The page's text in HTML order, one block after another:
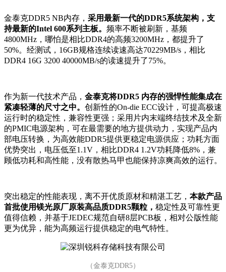
金泰克DDR5 NB内存， 采用最新一代的DDR5系统架构，支
持最新的Intel 600系列主板。 频率不断被刷新，基频
4800MHz，哪怕是相比DDR4的高频3200MHz，都提升了
50%。经测试，16GB规格连续读速高达70229MB/s，相比
DDR4 16G 3200 40000MB/s的读速提升了75%。
作为新一代技术产品， 金泰克将DDR5 内存的强悍性能集成在
紧凑轻薄的尺寸之中。 创新性的On-die ECC设计，可提高极速
运行时的稳定性，兼容性更强；采用片内末端终结技术及全新
的PMIC电源架构，可在最需要的地方提供动力，实现产品内
部电压转换，为高效能DDR5提供更稳定电源供应；功耗方面
优势突出，电压低至1.1V，相比DDR4 1.2V功耗降低8%，兼
顾低功耗和高性能，没有散热马甲也能保持凉爽高效的运行。
突出稳定的性能表现，离不开优质原材和精湛工艺， 本款产品
首批使用镁光原厂原装高品质DDR5颗粒， 稳定性及可靠性更
值得信赖，并基于JEDEC规范自研8层PCB板，相对公版性能
更为优异，能为高频运行提供稳定的电气特性。
（金泰克DDR5）